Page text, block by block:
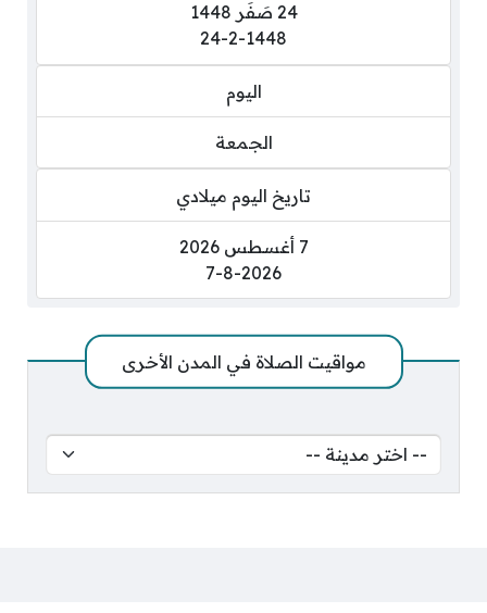
24 صَفَر 1448
24-2-1448
اليوم
الجمعة
تاريخ اليوم ميلادي
7 أغسطس 2026
7-8-2026
مواقيت الصلاة في المدن الأخرى